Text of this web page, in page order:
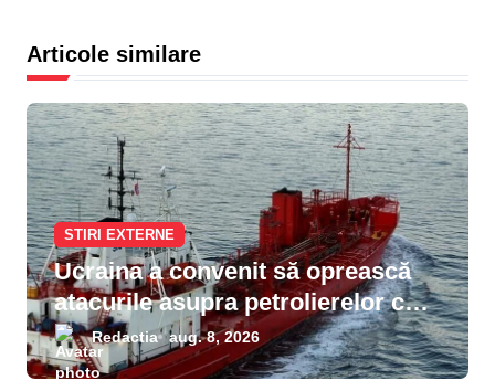
c
o
l
e
Articole similare
STIRI EXTERNE
Ucraina a convenit să oprească
atacurile asupra petrolierelor care
nu aparțin Rusiei din Marea
Neagră
Redactia aug. 8, 2026